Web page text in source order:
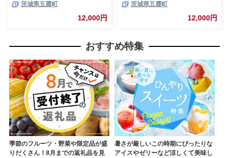
耐熱 一生もの 職人 こだわり
JIDA デザインミュージアムセ
レクション 茨城県 五霞町
茨城県五霞町
12,000円
耐熱 一生もの 職人 こだわり
JIDA デザインミュージアムセ
レクション 茨城県 五霞町
茨城県五霞町
12,000円
おすすめ特集
季節のフルーツ・野菜や限定品が盛
りだくさん！8月までの返礼品を見
暑さが厳しいこの時期にぴったりな
アイスやゼリーなど涼しくて美味し